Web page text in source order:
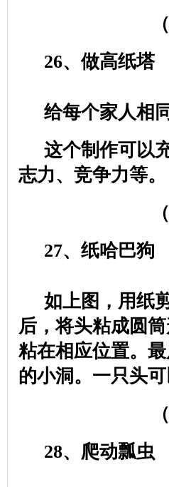
26、做高纸塔
给每个家人相
这个制作可以
志力、竞争力等。
27、纸哈巴狗
如上图，用纸
后，将头粘成圆
粘在相应位置。
的小洞。一只头
28、爬动瓢虫